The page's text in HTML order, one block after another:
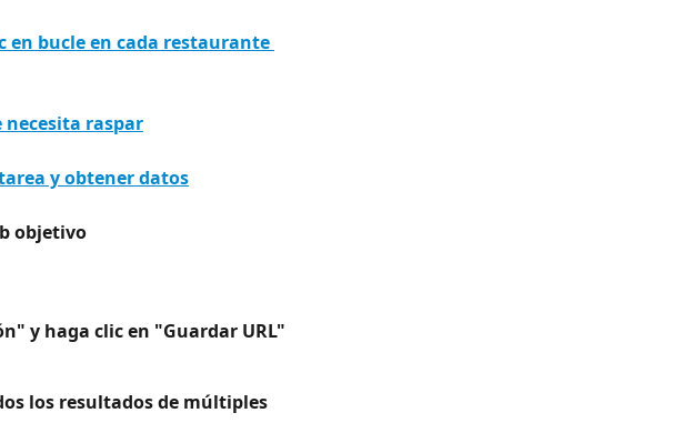
en bucle en cada restaurante
necesita raspar
y obtener datos
objetivo
y haga clic en "Guardar URL"
los resultados de múltiples